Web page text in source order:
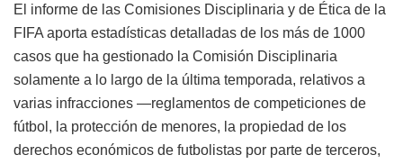
El informe de las Comisiones Disciplinaria y de Ética de la
FIFA aporta estadísticas detalladas de los más de 1000
casos que ha gestionado la Comisión Disciplinaria
solamente a lo largo de la última temporada, relativos a
varias infracciones —reglamentos de competiciones de
fútbol, la protección de menores, la propiedad de los
derechos económicos de futbolistas por parte de terceros,